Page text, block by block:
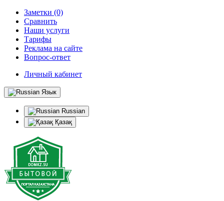
Заметки (0)
Сравнить
Наши услуги
Тарифы
Реклама на сайте
Вопрос-ответ
Личный кабинет
Язык
Russian
Қазақ